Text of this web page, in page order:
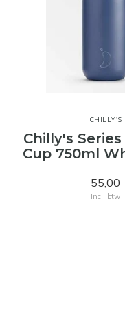
CHILLY'S
Chilly's
Cup 750ml
55,00
Incl. btw